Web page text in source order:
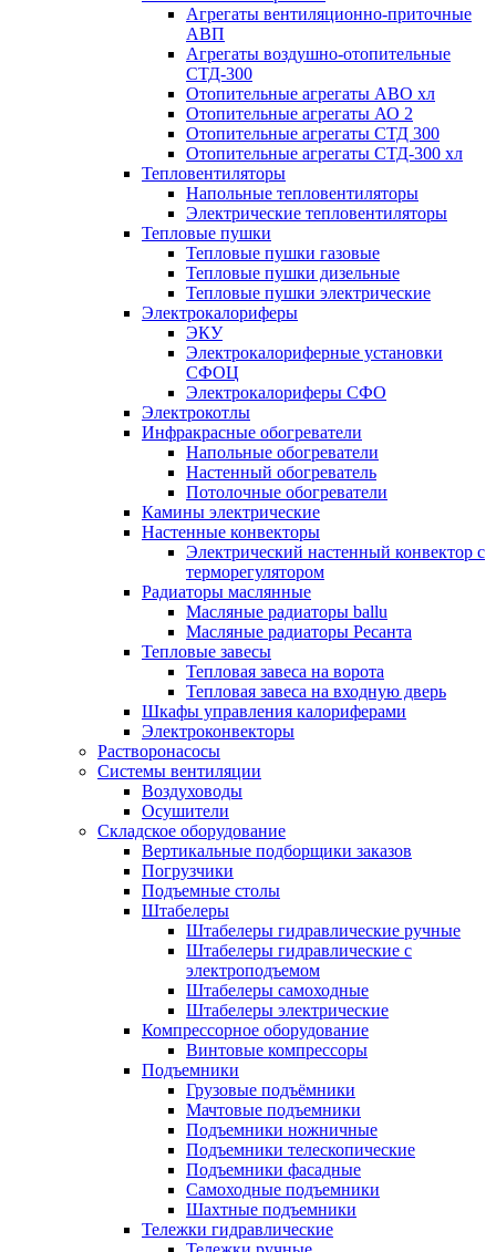
Агрегаты вентиляционно-приточные
АВП
Агрегаты воздушно-отопительные
СТД-300
Отопительные агрегаты АВО хл
Отопительные агрегаты АО 2
Отопительные агрегаты СТД 300
Отопительные агрегаты СТД-300 хл
Тепловентиляторы
Напольные тепловентиляторы
Электрические тепловентиляторы
Тепловые пушки
Тепловые пушки газовые
Тепловые пушки дизельные
Тепловые пушки электрические
Электрокалориферы
ЭКУ
Электрокалориферные установки
СФОЦ
Электрокалориферы СФО
Электрокотлы
Инфракрасные обогреватели
Напольные обогреватели
Настенный обогреватель
Потолочные обогреватели
Камины электрические
Настенные конвекторы
Электрический настенный конвектор с
терморегулятором
Радиаторы маслянные
Масляные радиаторы ballu
Масляные радиаторы Ресанта
Тепловые завесы
Тепловая завеса на ворота
Тепловая завеса на входную дверь
Шкафы управления калориферами
Электроконвекторы
Растворонасосы
Системы вентиляции
Воздуховоды
Осушители
Складское оборудование
Вертикальные подборщики заказов
Погрузчики
Подъемные столы
Штабелеры
Штабелеры гидравлические ручные
Штабелеры гидравлические с
электроподъемом
Штабелеры самоходные
Штабелеры электрические
Компрессорное оборудование
Винтовые компрессоры
Подъемники
Грузовые подъёмники
Мачтовые подъемники
Подъемники ножничные
Подъемники телескопические
Подъемники фасадные
Самоходные подъемники
Шахтные подъемники
Тележки гидравлические